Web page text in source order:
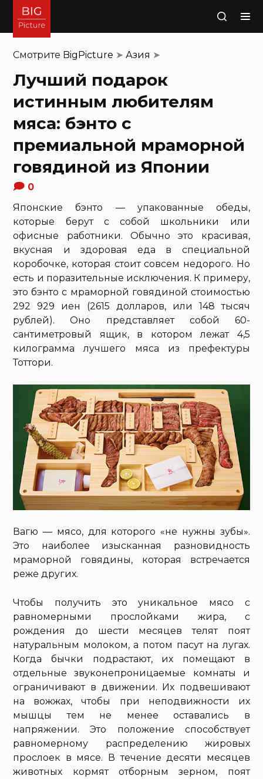
Поиск
Смотрите BigPicture ➤Азия ➤
Лучший подарок
истинным любителям
мяса: бэнто с
премиальной мраморной
говядиной из Японии
0
Японские бэнто — упакованные обеды,
которые берут с собой школьники или
офисные работники. Обычно это красивая,
вкусная и здоровая еда в специальной
коробочке, которая стоит совсем недорого. Но
есть и поразительные исключения. К примеру,
это бэнто с мраморной говядиной стоимостью
292 929 иен (2615 долларов, или 148 тысяч
рублей). Оно представляет собой 60-
сантиметровый ящик, в котором лежат 4,5
килограмма лучшего мяса из префектуры
Тоттори.
Вагю — мясо, для которого «не нужны зубы».
Это наиболее изысканная разновидность
мраморной говядины, которая встречается
реже других.
Чтобы получить это уникальное мясо с
равномерными прослойками жира, с
рождения до шести месяцев телят поят
натуральным молоком, а потом пасут на лугах.
Когда бычки подрастают, их помещают в
отдельные звуконепроницаемые комнаты и
ограничивают в движении. Их подвешивают
на вожжах, чтобы при неподвижности их
мышцы тем не менее оставались в
напряжении. Это положение способствует
равномерному распределению жировых
прослоек в мясе. В течение десяти месяцев
животных кормят отборным зерном, поят